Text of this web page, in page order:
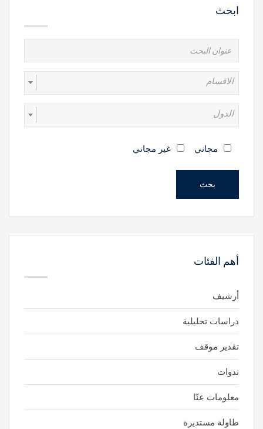
ابحث
الاقسام
الدول
مجاني غير مجاني
بحث
أهم الفئات
أرشيف
دراسات تحليلية
تقدير موقف
ندوات
معلومات عنّا
طاولة مستديرة